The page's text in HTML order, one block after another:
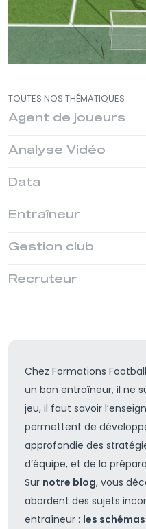
TOUTES NOS THÉMATIQUES
Agent de joueurs
Analyse Vidéo
Data
Entraîneur
Gestion club
Recruteur
Chez Formations Football
un bon entraîneur, il ne
jeu, il faut savoir
permettent de
approfondie des
d’équipe, et de la
Sur notre blog, vous
abordent des sujets
entraîneur : les